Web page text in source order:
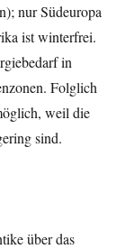
nur Südeuropa
ist winterfrei.
in
Folglich
weil die
sind.
über das